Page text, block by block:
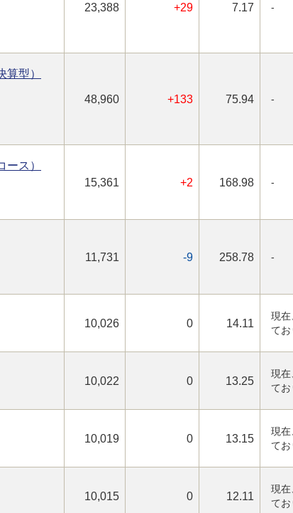
23,388 +29 7.17 -
型）
48,960 +133 75.94 -
ス）
15,361 +2 168.98 -
11,731 -9 258.78 -
10,026 0 14.11
現在
てお
10,022 0 13.25
現在
てお
10,019 0 13.15
現在
てお
10,015 0 12.11
現在
てお